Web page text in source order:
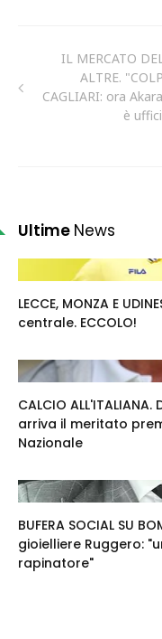
IL MERCATO
ALTRE.
CAGLIARI: ora
è
Ultime News
LECCE, MONZA E
centrale. ECCOLO!
CALCIO
arriva il meritato
Nazionale
BUFERA SOCIAL SU
gioielliere Ruggero:
rapinatore"